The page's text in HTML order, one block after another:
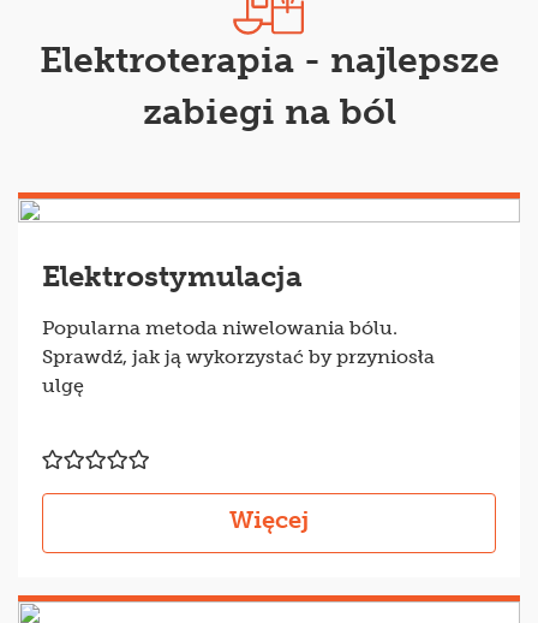
Elektroterapia - najlepsze
zabiegi na ból
Elektrostymulacja
Popularna metoda niwelowania bólu.
Sprawdź, jak ją wykorzystać by przyniosła
ulgę
Więcej